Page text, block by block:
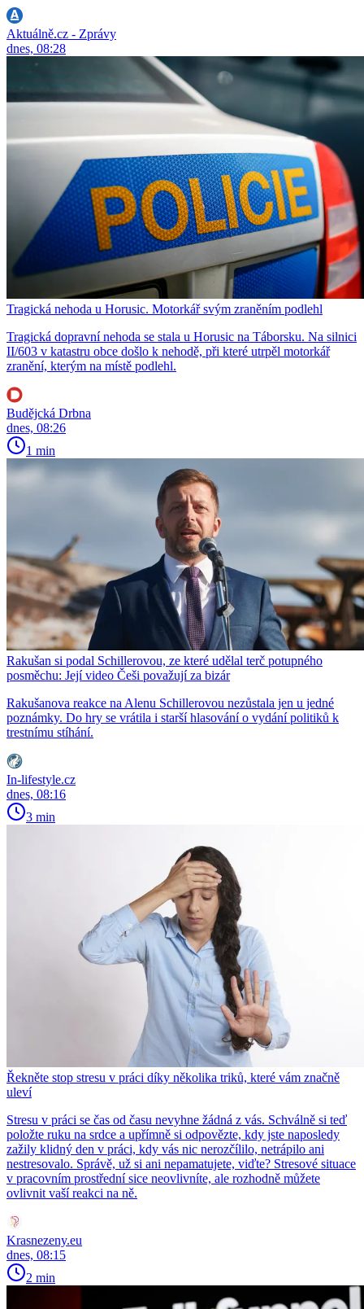
Aktuálně.cz - Zprávy
dnes, 08:28
Tragická nehoda u Horusic. Motorkář svým zraněním podlehl
Tragická dopravní nehoda se stala u Horusic na Táborsku. Na silnici
II/603 v katastru obce došlo k nehodě, při které utrpěl motorkář
zranění, kterým na místě podlehl.
Budějcká Drbna
dnes, 08:26
1 min
Rakušan si podal Schillerovou, ze které udělal terč potupného
posměchu: Její video Češi považují za bizár
Rakušanova reakce na Alenu Schillerovou nezůstala jen u jedné
poznámky. Do hry se vrátila i starší hlasování o vydání politiků k
trestnímu stíhání.
In-lifestyle.cz
dnes, 08:16
3 min
Řekněte stop stresu v práci díky několika triků, které vám značně
uleví
Stresu v práci se čas od času nevyhne žádná z vás. Schválně si teď
položte ruku na srdce a upřímně si odpovězte, kdy jste naposledy
zažily klidný den v práci, kdy vás nic nerozčílilo, netrápilo ani
nestresovalo. Správě, už si ani nepamatujete, viďte? Stresové situace
v pracovním prostřední sice neovlivníte, ale rozhodně můžete
ovlivnit vaší reakci na ně.
Krasnezeny.eu
dnes, 08:15
2 min